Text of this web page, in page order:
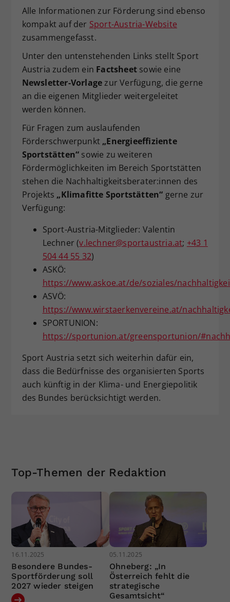
Alle Informationen zur Förderung sind ebenso
kompakt auf der Sport-Austria-Website
zusammengefasst.
Unter den untenstehenden Links stellt Sport
Austria zudem ein Factsheetsowie eine
Newsletter-Vorlagezur Verfügung, die gerne
an die eigenen Mitglieder weitergeleitet
werden können.
Für Fragen zum auslaufenden
Förderschwerpunkt „Energieeffiziente
Sportstätten“ sowie zu weiteren
Fördermöglichkeiten im Bereich Sportstätten
stehen die Nachhaltigkeitsberater:innen des
Projekts „Klimafitte Sportstätten“ gerne zur
Verfügung:
Sport-Austria-Mitglieder: Valentin
Lechner (v.lechner@sportaustria.at; +43 1
504 44 55 32)
ASKÖ:
https://www.askoe.at/de/soziales/
ASVÖ:
https://www.wirstaerkenvereine.at/
SPORTUNION:
https://sportunion.at/greensportunion/
Sport Austria setzt sich weiterhin dafür ein,
dass die Bedürfnisse des organisierten Sports
auch künftig in der Klima- und Energiepolitik
des Bundes berücksichtigt werden.
Top-Themen der Redaktion
16.11.2025
Besondere Bundes-
Sportförderung soll
2027 wieder steigen
05.11.2025
Ohneberg: „In
Österreich fehlt die
strategische
Gesamtsicht“